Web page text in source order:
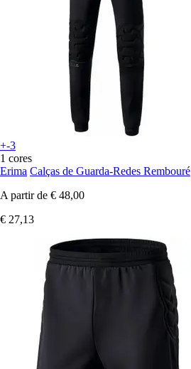
+-3
1 cores
Erima Calças de Guarda-Redes Rembouré
A partir de € 48,00
€ 27,13